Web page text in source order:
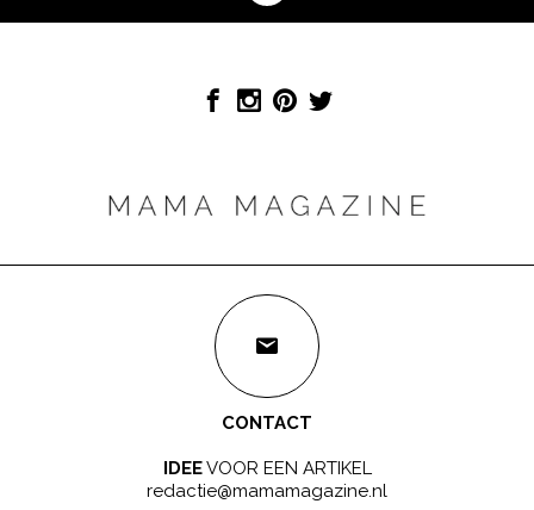
CONTACT
IDEEVOOR EEN ARTIKEL
redactie@mamamagazine.nl